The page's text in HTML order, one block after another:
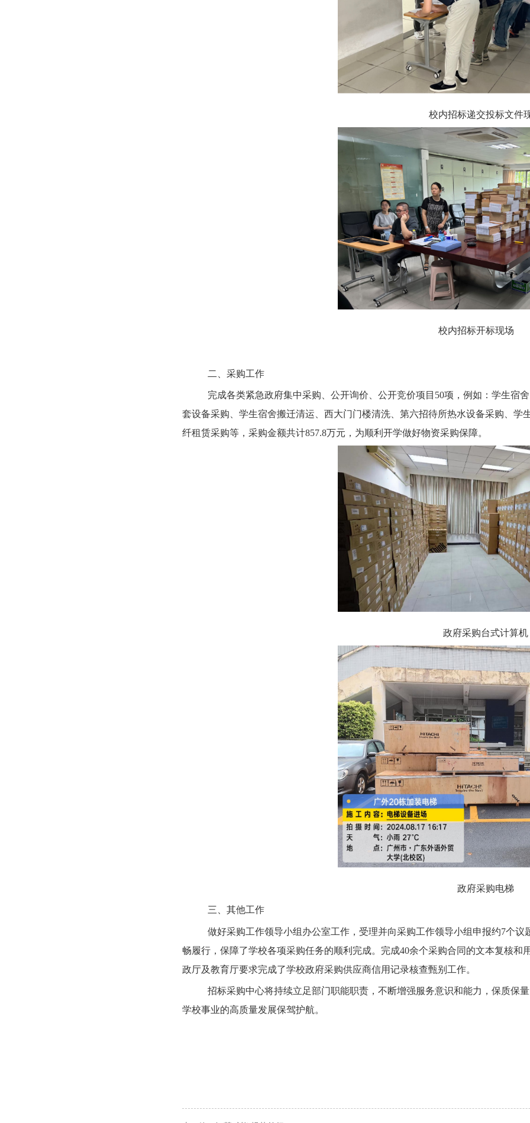
校内招标递交投标文件
校内招标开标现场
二、采购工作
完成各类紧急政府集中采购、公开询价、公开竞价项目 50项，例如：学生宿
套设备采购、学生宿舍搬迁清运、西大门门楼清洗、第六招待所热水设备采购、学
纤租赁采购等，采购金额共计857.8万元 ， 为顺利开学做好物资采购保障。
政府采购台式计算机
政府采购电梯
三、其他工作
做好采购工作领导小组办公室工作，受理并向采购工作领导小组申报约7个议
畅履行，保障了学校各项采购任务的顺利完成。 完成40余个采购合同的文本复核和
政厅及教育厅要求完成了学校政府采购供应商信用记录核查甄别工作。
招标采购中心将持续立足部门职能职责，不断增强服务意识和能力，保质保
学校事业的高质量发展保驾护航。